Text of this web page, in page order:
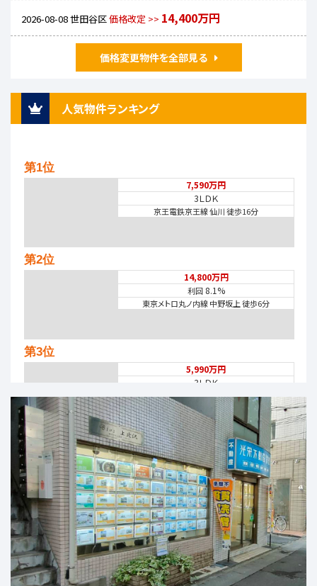
2026-08-08世田谷区価格改定 >> 14,400万円
価格変更物件を全部見る
人気物件ランキング
第1位
7,590万円
3ＬＤＫ
京王電鉄京王線 仙川 徒歩16分
第2位
14,800万円
利回8.1%
東京メトロ丸ノ内線 中野坂上 徒歩6分
第3位
5,990万円
3ＬＤＫ
西武池袋・豊島線 石神井公園
第4位
6,390万円
4ＬＤＫ
西武池袋・豊島線 保谷 徒歩19分
第5位
10,980万円
利回6.4%
上北沢駅